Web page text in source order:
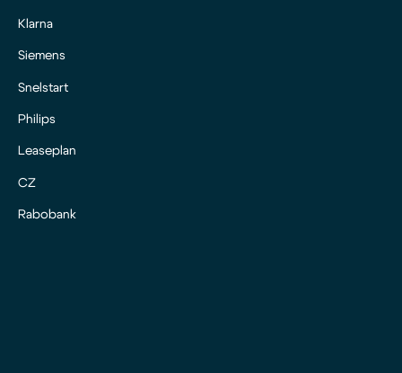
Klarna
Siemens
Snelstart
Philips
Leaseplan
CZ
Rabobank